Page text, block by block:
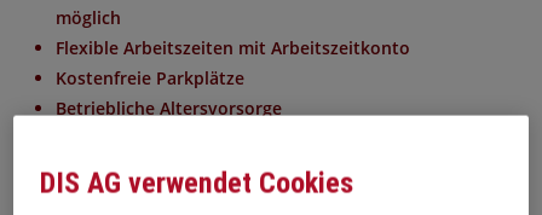
möglich
Flexible Arbeitszeiten mit Arbeitszeitkonto
Kostenfreie Parkplätze
Betriebliche Altersvorsorge
Onboarding-Paket für einen gelungenen Start
Firmenfeiern und Teamevents
DIS AG verwendet Cookies